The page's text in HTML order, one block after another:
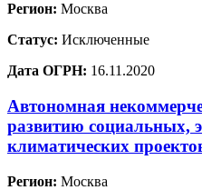
Регион: Москва
Статус: Исключенные
Дата ОГРН: 16.11.2020
Автономная
развитию социальных,
климатических
Регион: Москва